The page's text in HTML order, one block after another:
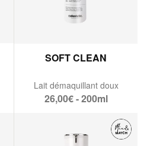
SOFT CLEAN
Lait démaquillant doux
26,00€ - 200ml